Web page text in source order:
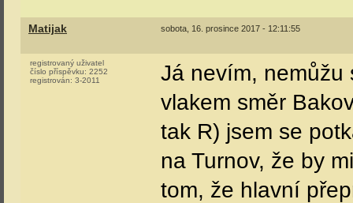
Matijak sobota, 16. prosince 2017 - 12:11:55
registrovaný uživatel
číslo příspěvku: 2252
registrován: 3-2011
Já nevím, nemůžu
vlakem směr
tak R) jsem se
na Turnov, že by
tom, že hlavní